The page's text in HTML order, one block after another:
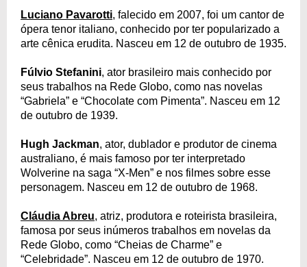
Luciano Pavarotti, falecido em 2007, foi um cantor de
ópera tenor italiano, conhecido por ter popularizado a
arte cênica erudita. Nasceu em 12 de outubro de 1935.
Fúlvio Stefanini, ator brasileiro mais conhecido por
seus trabalhos na Rede Globo, como nas novelas
“Gabriela” e “Chocolate com Pimenta”. Nasceu em 12
de outubro de 1939.
Hugh Jackman, ator, dublador e produtor de cinema
australiano, é mais famoso por ter interpretado
Wolverine na saga “X-Men” e nos filmes sobre esse
personagem. Nasceu em 12 de outubro de 1968.
Cláudia Abreu, atriz, produtora e roteirista brasileira,
famosa por seus inúmeros trabalhos em novelas da
Rede Globo, como “Cheias de Charme” e
“Celebridade”. Nasceu em 12 de outubro de 1970.